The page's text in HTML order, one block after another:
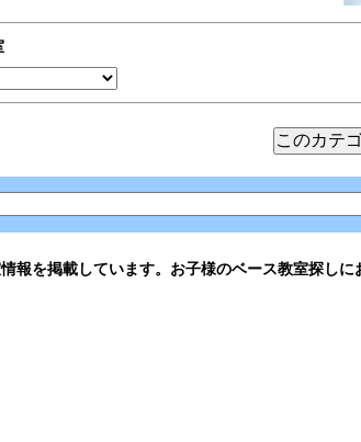
報を掲載しています。お子様のベース教室探しに